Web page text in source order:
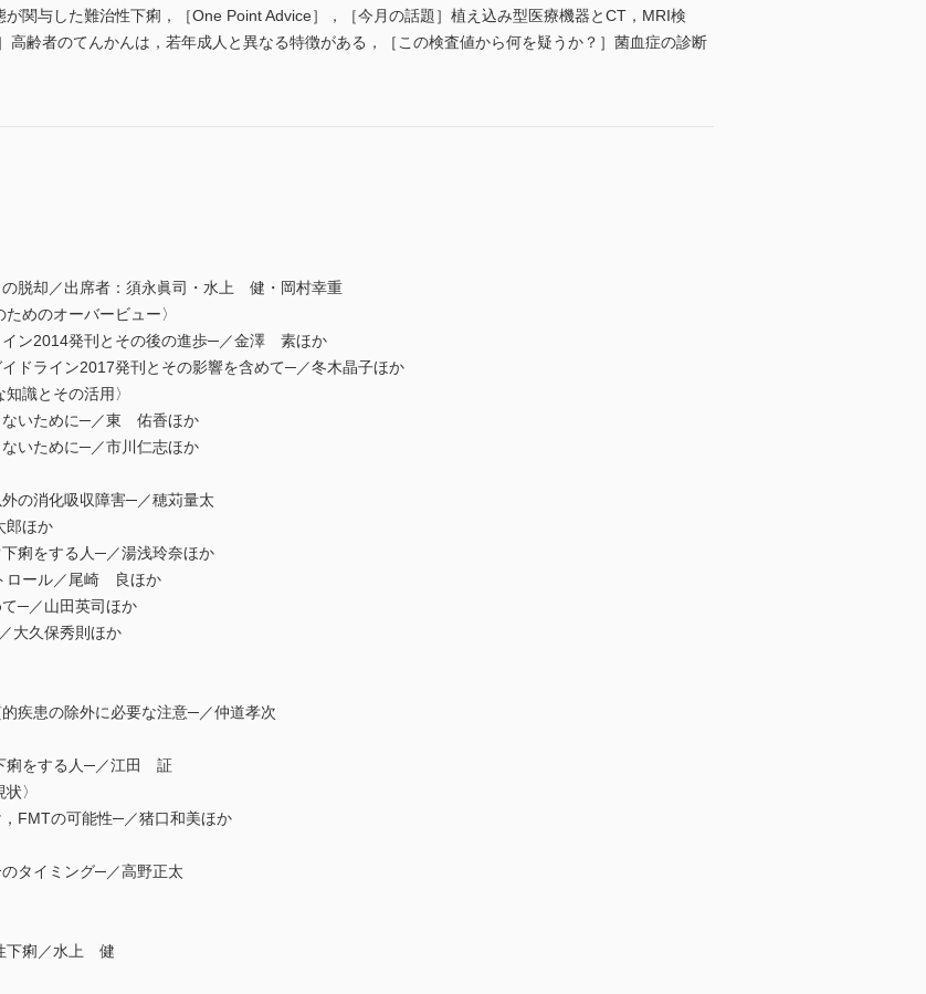
関与した難治性下痢，［One Point Advice］，［今月の話題］植え込み型医療機器とCT，MRI検
高齢者のてんかんは，若年成人と異なる特徴がある，［この検査値から何を疑うか？］菌血症の診断
脱却／出席者：須永眞司・水上 健・岡村幸重
めのオーバービュー〉
ン2014発刊とその後の進歩─／金澤 素ほか
ドライン2017発刊とその影響を含めて─／冬木晶子ほか
識とその活用〉
いために─／東 佑香ほか
いために─／市川仁志ほか
の消化吸収障害─／穂苅量太
郎ほか
痢をする人─／湯浅玲奈ほか
ロール／尾崎 良ほか
─／山田英司ほか
大久保秀則ほか
疾患の除外に必要な注意─／仲道孝次
痢をする人─／江田 証
〉
FMTの可能性─／猪口和美ほか
タイミング─／高野正太
下痢／水上 健